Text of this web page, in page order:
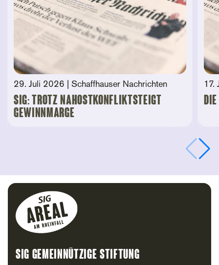
29. Juli 2026 | Schaffhauser Nachrichten
SIG: Trotz Nahostkonfliktsteigt
Gewinnmarge
17.
SIG Gemeinnützige Stiftung